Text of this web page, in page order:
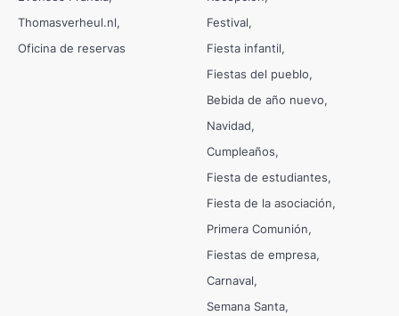
Thomasverheul.nl
Oficina de reservas
Festival
Fiesta infantil
Fiestas del pueblo
Bebida de año nuevo
Navidad
Cumpleaños
Fiesta de estudiantes
Fiesta de la asociación
Primera Comunión
Fiestas de empresa
Carnaval
Semana Santa